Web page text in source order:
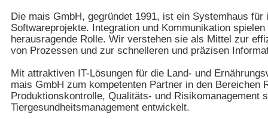
Die mais GmbH, gegründet 1991, ist ein Systemhaus für
Softwareprojekte. Integration und Kommunikation spielen
herausragende Rolle. Wir verstehen sie als Mittel zur
von Prozessen und zur schnelleren und präzisen
Mit attraktiven IT-Lösungen für die Land- und
mais GmbH zum kompetenten Partner in den Bereichen
Produktionskontrolle, Qualitäts- und Risikomanagement
Tiergesundheitsmanagement entwickelt.